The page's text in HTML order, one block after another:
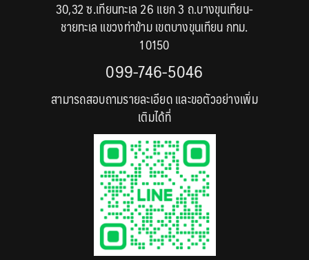
30,32 ซ.เทียนทะเล 26 แยก 3 ถ.บางขุนเทียน-
ชายทะเล แขวงท่าข้าม เขตบางขุนเทียน กทม.
10150
099-746-5046
สามารถสอบถามรายละเอียด และขอตัวอย่างเพิ่ม
เติมได้ที่